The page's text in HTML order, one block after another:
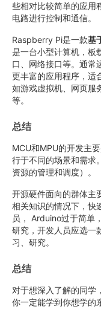
些相对比较简单的应用
电路进行控制和通信。
Raspberry Pi是一款基
是一台小型计算机，板
口、网络接口等。通常
更丰富的应用程序，适
如游戏虚拟机、网页服
等。
总结
MCU和MPU的开发主
行于不同的场景和需求
资源的管理和调度）。
开源硬件面向的群体主
相关知识的情况下，快
员， Arduino过于简单
研究，开发人员应选一
习、研究。
总结
对于想深入了解的同学
你一定能学到你想学的